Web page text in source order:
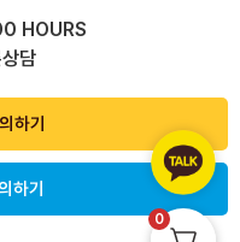
u
b
e
g
a
HOURS
담
하기
하기
0